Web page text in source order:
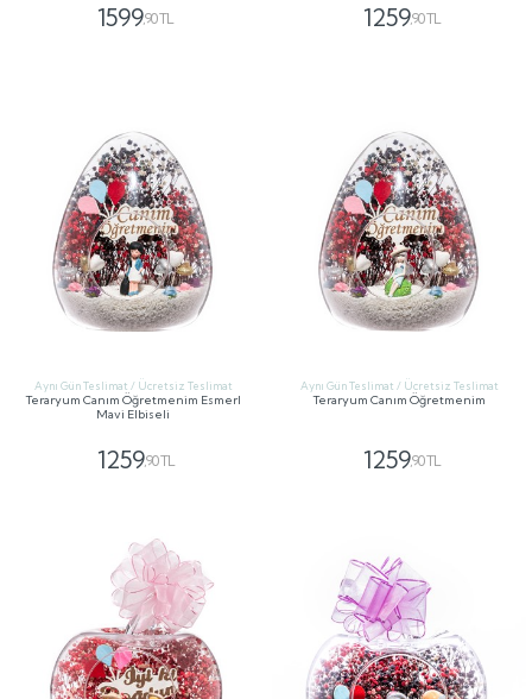
1599,90 TL 1259,90 TL
Aynı Gün Teslimat / Ücretsiz Teslimat
Teraryum Canım Öğretmenim Esmerl
Mavi Elbiseli
1259,90 TL
Aynı Gün Teslimat / Ücretsiz Teslimat
Teraryum Canım Öğretmenim
1259,90 TL